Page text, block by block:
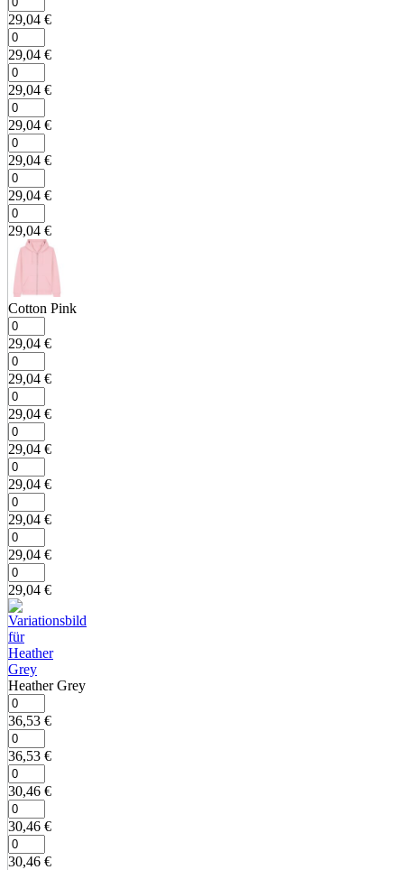
29,04 €
29,04 €
29,04 €
29,04 €
29,04 €
29,04 €
29,04 €
Cotton Pink
29,04 €
29,04 €
29,04 €
29,04 €
29,04 €
29,04 €
29,04 €
29,04 €
Heather Grey
36,53 €
36,53 €
30,46 €
30,46 €
30,46 €